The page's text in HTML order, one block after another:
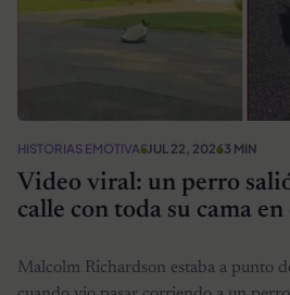
HISTORIAS EMOTIVASJUL 22, 20263 MIN
Video viral: un perro
calle con toda su cama
Malcolm Richardson estaba a punto